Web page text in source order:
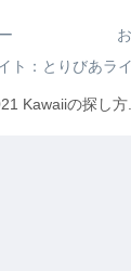
ト：とりびあラ
Kawaiiの探し方.